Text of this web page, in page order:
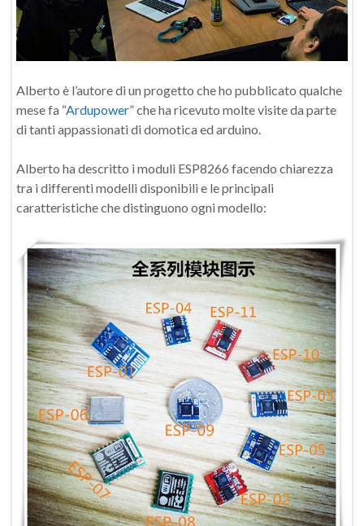
Alberto è l’autore di un progetto che ho pubblicato qualche
mese fa “Ardupower” che ha ricevuto molte visite da parte
di tanti appassionati di domotica ed arduino.
Alberto ha descritto i moduli ESP8266 facendo chiarezza
tra i differenti modelli disponibili e le principali
caratteristiche che distinguono ogni modello: